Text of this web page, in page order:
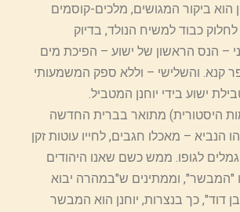
הוא ביקור המגושים, מלכים-קוסמים
כבוד למשיח הנולד, בדיוק
– הנס הראשון של ישוע – הפיכת מים
קנא. והשלישי – וללא ספק המשמעותי
ישוע בידי יוחנן המטביל.
היסטורית) מתואר בברית החדשה
הנביא – מאכלו חגבים, לחייו עוטות זקן
גמלים לגופו. ממש כשם שאנו היהודים
"המבשר", וממתינים ש"במהרה יבוא
דוד", כך בנצרות, יוחנן הוא המבשר